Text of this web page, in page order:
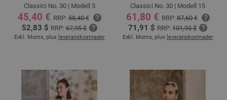
Classici No. 30 | Modell 5
45,40 € RRP:58,40 €
52,83 $ RRP:67,95 $
Exkl. Moms, plus leveranskostnader
Classici No. 30 | Modell 15
61,80 € RRP:87,60 €
71,91 $ RRP: 101,93 $
Exkl. Moms, plus leveranskostnader